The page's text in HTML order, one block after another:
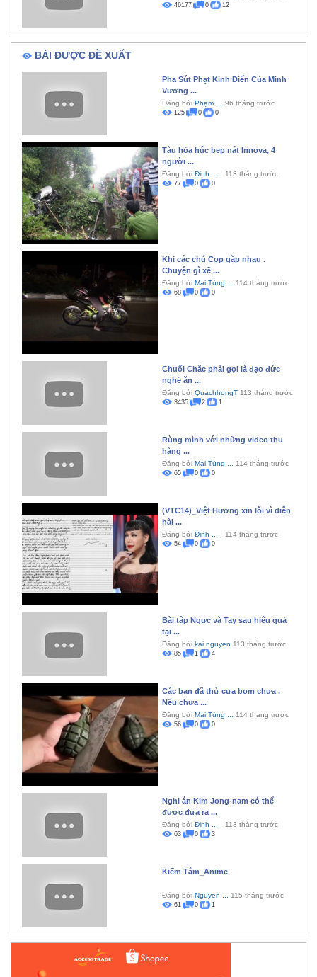
46177 0 12
BÀI ĐƯỢC ĐỀ XUẤT
Pha Sút Phạt Kinh Điển Của Minh
Vương ...
Đăng bởi Phạm ... 96 tháng trước
125 0 0
Tàu hỏa húc bẹp nát Innova, 4
người ...
Đăng bởi Đinh ... 113 tháng trước
77 0 0
Khi các chú Cọp gặp nhau .
Chuyện gì xẽ ...
Đăng bởi Mai Tùng ... 114 tháng trước
68 0 0
Chuối Chắc phải gọi là đạo đức
nghề ăn ...
Đăng bởi QuachhongT 113 tháng trước
3435 2 1
Rùng mình với những video thu
hàng ...
Đăng bởi Mai Tùng ... 114 tháng trước
65 0 0
(VTC14)_Việt Hương xin lỗi vì diễn
hài ...
Đăng bởi Đinh ... 114 tháng trước
54 0 0
Bài tập Ngực và Tay sau hiệu quả
tại ...
Đăng bởi kai nguyen 113 tháng trước
85 1 4
Các bạn đã thử cưa bom chưa .
Nếu chưa ...
Đăng bởi Mai Tùng ... 114 tháng trước
56 0 0
Nghi án Kim Jong-nam có thể
được đưa ra ...
Đăng bởi Đinh ... 113 tháng trước
63 0 3
Kiếm Tâm_Anime
Đăng bởi Nguyen ... 115 tháng trước
61 0 1